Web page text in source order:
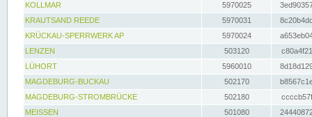
KOLLMAR
5970025
KRAUTSAND REEDE
5970031
KRÜCKAU-SPERRWERK AP
5970024
LENZEN
503120
LÜHORT
5960010
MAGDEBURG-BUCKAU
502170
MAGDEBURG-STROMBRÜCKE
502180
MEISSEN
501080